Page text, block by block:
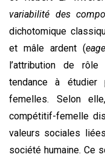
variabilité des
dichotomique
et mâle ardent (
l’attribution de
tendance à
femelles. Selon
compétitif-femelle
valeurs sociales
société humaine. Ce